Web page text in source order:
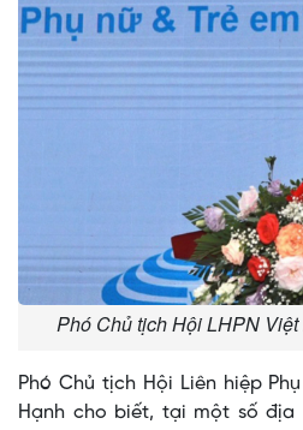
Phó Chủ tịch Hội LHPN
Phó Chủ tịch Hội Liên hiệp
Hạnh cho biết, tại một số địa